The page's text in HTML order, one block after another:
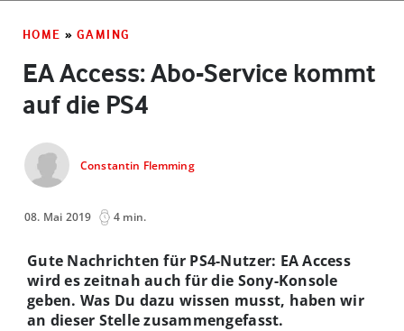
HOME » GAMING
EA Access: Abo-Service kommt
auf die PS4
Constantin Flemming
08. Mai 2019 4 min.
Gute Nachrichten für PS4-Nutzer: EA Access
wird es zeitnah auch für die Sony-Konsole
geben. Was Du dazu wissen musst, haben wir
an dieser Stelle zusammengefasst.